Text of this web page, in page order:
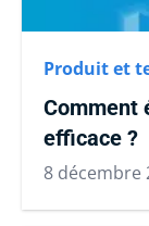
Produit et
Comment
efficace ?
8 décembre